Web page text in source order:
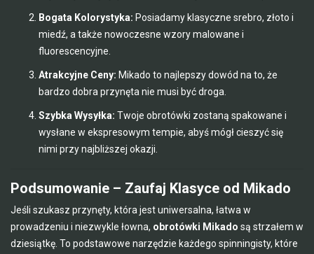
Bogata Kolorystyka: Posiadamy klasyczne srebro, złoto i
miedź, a także nowoczesne wzory malowane i
fluorescencyjne.
Atrakcyjne Ceny: Mikado to najlepszy dowód na to, że
bardzo dobra przynęta nie musi być droga.
Szybka Wysyłka: Twoje obrotówki zostaną spakowane i
wysłane w ekspresowym tempie, abyś mógł cieszyć się
nimi przy najbliższej okazji.
Podsumowanie – Zaufaj Klasyce od Mikado
Jeśli szukasz przynęty, która jest uniwersalna, łatwa w
prowadzeniu i niezwykle łowna, obrotówki Mikado są strzałem w
dziesiątkę. To podstawowe narzędzie każdego spinningisty, które